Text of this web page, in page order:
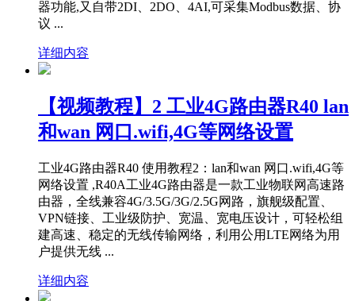
器功能,又自带2DI、2DO、4AI,可采集Modbus数据、协
议 ...
详细内容
【视频教程】2 工业4G路由器R40 lan
和wan 网口.wifi,4G等网络设置
工业4G路由器R40 使用教程2：lan和wan 网口.wifi,4G等
网络设置 ,R40A工业4G路由器是一款工业物联网高速路
由器，全线兼容4G/3.5G/3G/2.5G网路，旗舰级配置、
VPN链接、工业级防护、宽温、宽电压设计，可轻松组
建高速、稳定的无线传输网络，利用公用LTE网络为用
户提供无线 ...
详细内容